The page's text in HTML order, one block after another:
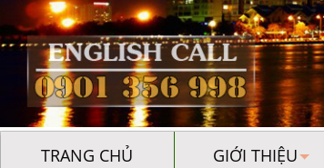
TRANG CHỦ GIỚI THIỆU